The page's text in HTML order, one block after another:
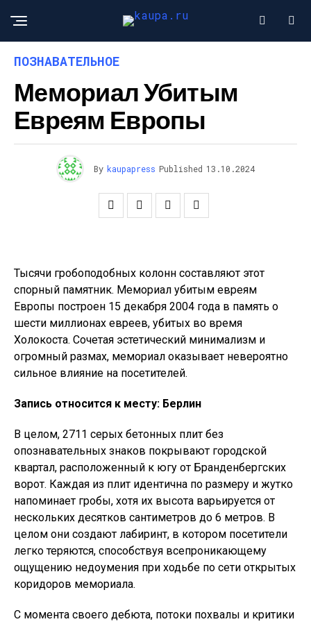
ПОЗНАВАТЕЛЬНОЕ
Мемориал Убитым
Евреям Европы
By kaupapress Published 13.10.2024
Тысячи гробоподобных колонн составляют этот
спорный памятник. Мемориал убитым евреям
Европы построен 15 декабря 2004 года в память о
шести миллионах евреев, убитых во время
Холокоста. Сочетая эстетический минимализм и
огромный размах, мемориал оказывает невероятно
сильное влияние на посетителей.
Запись относится к месту: Берлин
В целом, 2711 серых бетонных плит без
опознавательных знаков покрывают городской
квартал, расположенный к югу от Бранденбергских
ворот. Каждая из плит идентична по размеру и жутко
напоминает гробы, хотя их высота варьируется от
нескольких десятков сантиметров до 6 метров. В
целом они создают лабиринт, в котором посетители
легко теряются, способствуя всепроникающему
ощущению недоумения при ходьбе по сети открытых
коридоров мемориала.
С момента своего дебюта, потоки похвалы и критики